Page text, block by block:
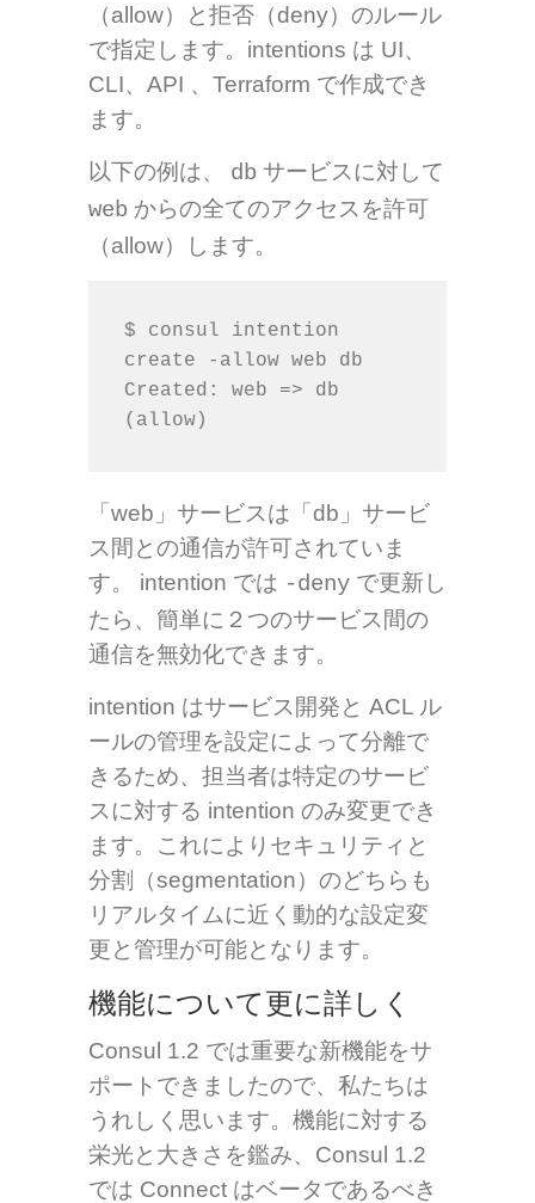
（allow）と拒否（deny）のルール
で指定します。intentions は UI、
CLI、API 、Terraform で作成でき
ます。
以下の例は、 db サービスに対して
web からの全てのアクセスを許可
（allow）します。
$ consul intention
create -allow web db
Created: web => db
(allow)
「web」サービスは「db」サービ
ス間との通信が許可されていま
す。 intention では -deny で更新し
たら、簡単に２つのサービス間の
通信を無効化できます。
intention はサービス開発と ACL ル
ールの管理を設定によって分離で
きるため、担当者は特定のサービ
スに対する intention のみ変更でき
ます。これによりセキュリティと
分割（segmentation）のどちらも
リアルタイムに近く動的な設定変
更と管理が可能となります。
機能について更に詳しく
Consul 1.2 では重要な新機能をサ
ポートできましたので、私たちは
うれしく思います。機能に対する
栄光と大きさを鑑み、Consul 1.2
では Connect はベータであるべき